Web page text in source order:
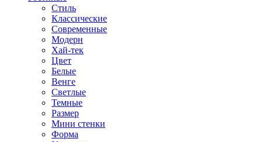
Стиль
Классические
Современные
Модерн
Хай-тек
Цвет
Белые
Венге
Светлые
Темные
Размер
Мини стенки
Форма